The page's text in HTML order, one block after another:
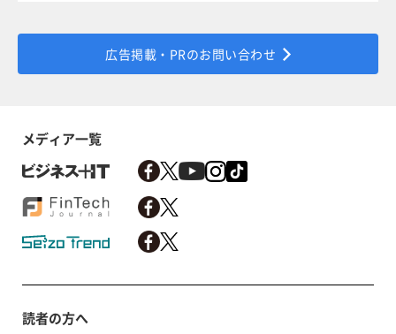
広告掲載・PRのお問い合わせ
メディア一覧
読者の方へ